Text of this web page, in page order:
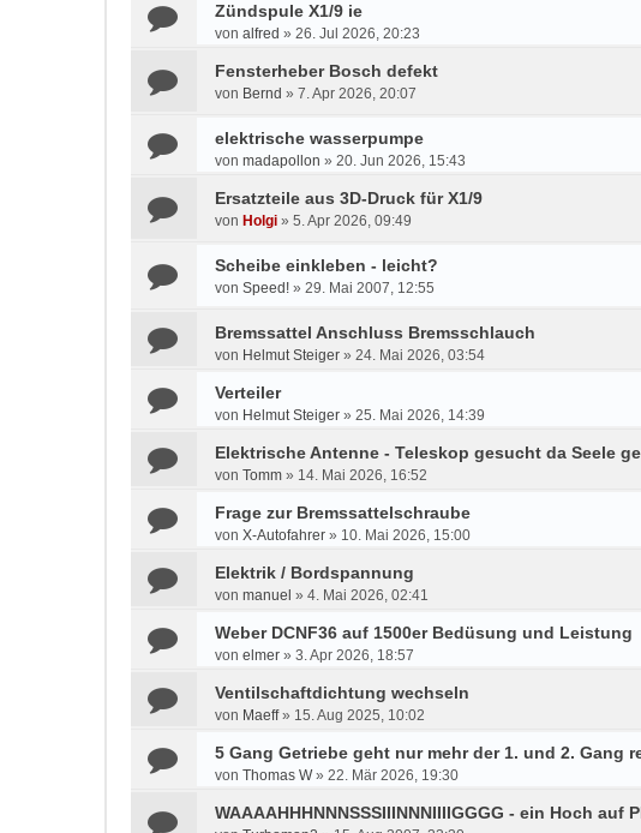
Zündspule X1/9 ie
von alfred » 26. Jul 2026, 20:23
Fensterheber Bosch defekt
von Bernd » 7. Apr 2026, 20:07
elektrische wasserpumpe
von madapollon » 20. Jun 2026, 15:43
Ersatzteile aus 3D-Druck für X1/9
von Holgi » 5. Apr 2026, 09:49
Scheibe einkleben - leicht?
von Speed! » 29. Mai 2007, 12:55
Bremssattel Anschluss Bremsschlauch
von Helmut Steiger » 24. Mai 2026, 03:54
Verteiler
von Helmut Steiger » 25. Mai 2026, 14:39
Elektrische Antenne - Teleskop gesucht da Seele
von Tomm » 14. Mai 2026, 16:52
Frage zur Bremssattelschraube
von X-Autofahrer » 10. Mai 2026, 15:00
Elektrik / Bordspannung
von manuel » 4. Mai 2026, 02:41
Weber DCNF36 auf 1500er Bedüsung und Leistung
von elmer » 3. Apr 2026, 18:57
Ventilschaftdichtung wechseln
von Maeff» 15. Aug 2025, 10:02
5 Gang Getriebe geht nur mehr der 1. und 2. Gang
von Thomas W» 22. Mär 2026, 19:30
WAAAAHHHNNNSSSIIINNNIIIIGGGG - ein Hoch auf